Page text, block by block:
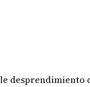
desprendimiento